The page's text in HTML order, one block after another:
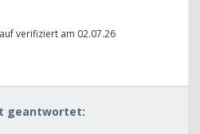
verifiziert am 02.07.26
geantwortet: